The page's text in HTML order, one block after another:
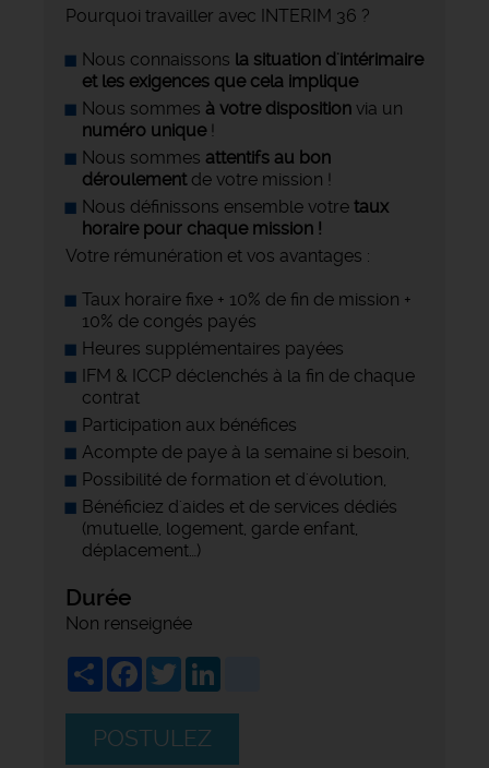
Pourquoi travailler avec INTERIM 36 ?
Nous connaissons la situation d'intérimaire
et les exigences que cela implique
Nous sommes à votre disposition via un
numéro unique!
Nous sommes attentifs au bon
déroulementde votre mission !
Nous définissons ensemble votre taux
horaire pour chaque mission !
Votre rémunération et vos avantages :
Taux horaire fixe + 10% de fin de mission +
10% de congés payés
Heures supplémentaires payées
IFM & ICCP déclenchés à la fin de chaque
contrat
Participation aux bénéfices
Acompte de paye à la semaine si besoin,
Possibilité de formation et d'évolution,
Bénéficiez d'aides et de services dédiés
(mutuelle, logement, garde enfant,
déplacement…)
Durée
Non renseignée
ShareFacebook
Twitter
POSTULEZ